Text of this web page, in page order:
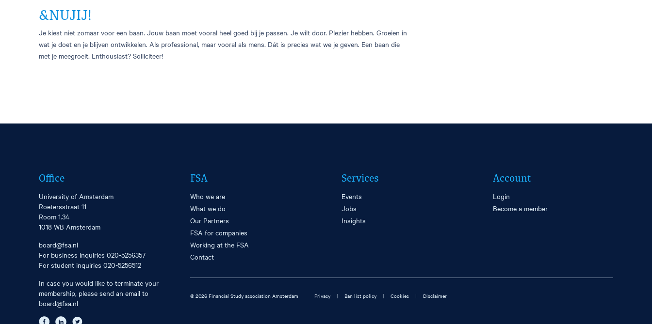
&NUJIJ!
Je kiest niet zomaar voor een baan. Jouw baan moet vooral heel goed bij je passen. Je wilt door. Plezier hebben. Groeien in
wat je doet en je blijven ontwikkelen. Als professional, maar vooral als mens. Dát is precies wat we je geven. Een baan die
met je meegroeit. Enthousiast? Solliciteer!
Office
University of Amsterdam
Roetersstraat 11
Room 1.34
1018 WB Amsterdam
board@fsa.nl
For business inquiries 020-5256357
For student inquiries 020-5256512
In case you would like to terminate your
membership, please send an email to
board@fsa.nl
FSA
Who we are
What we do
Our Partners
FSA for companies
Working at the FSA
Contact
Services
Events
Jobs
Insights
Account
Login
Become a member
© 2026 Financial Study association Amsterdam Privacy | Ban list policy | Cookies | Disclaimer